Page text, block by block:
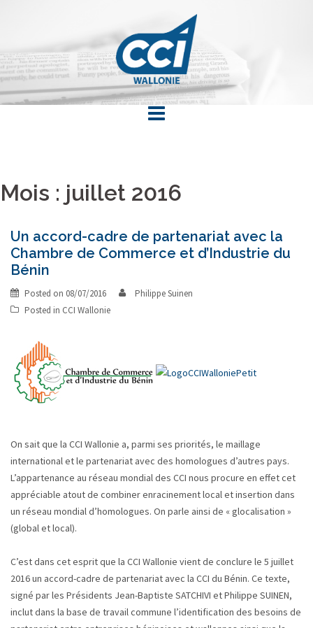
Mois : juillet 2016
Un accord-cadre de partenariat avec la
Chambre de Commerce et d’Industrie du
Bénin
Posted on 08/07/2016
Philippe Suinen
Posted in CCI Wallonie
On sait que la CCI Wallonie a, parmi ses priorités, le maillage
international et le partenariat avec des homologues d’autres pays.
L’appartenance au réseau mondial des CCI nous procure en effet cet
appréciable atout de combiner enracinement local et insertion dans
un réseau mondial d’homologues. On parle ainsi de « glocalisation »
(global et local).
C’est dans cet esprit que la CCI Wallonie vient de conclure le 5 juillet
2016 un accord-cadre de partenariat avec la CCI du Bénin. Ce texte,
signé par les Présidents Jean-Baptiste SATCHIVI et Philippe SUINEN,
inclut dans la base de travail commune l’identification des besoins de